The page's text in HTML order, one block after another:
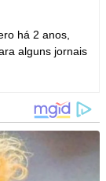
há 2 anos,
alguns jornais